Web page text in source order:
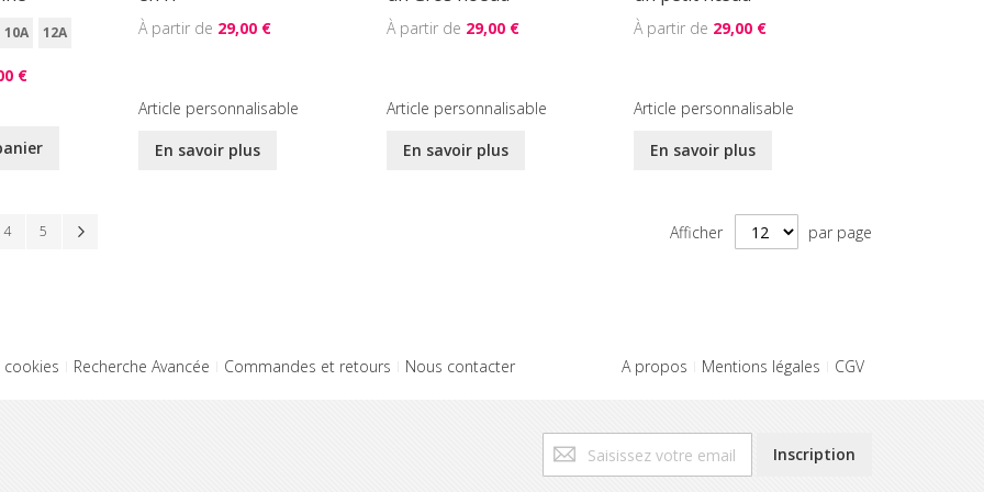
10A 12A
€
29,00 €
Article personnalisable
En savoir plus
29,00 €
Article personnalisable
En savoir plus
29,00 €
Article personnalisable
En savoir plus
la page
Page
4 Page
5 Afficher par page
cookies Recherche Avancée Commandes et retours Nous contacter A propos Mentions légales CGV
Inscription
Inscription